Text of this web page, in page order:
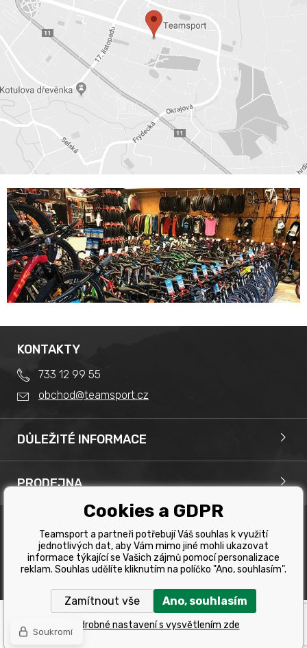
DŮLEŽITÉ INFORMACE
Tabulka velikostí kol
Tabulka velikosti bot
Tabulka velikostí oblečení
Kontakt
Ochrana osobních údajů
Návod a manuál na elektrokola
PRODEJNA
Dlouhá 1228/44C
Havířov
KONTAKTY
733 12 99 55
obchod@teamsport.cz
Copyright © 2019 Team Sport Havířov. Všechna pravá
vyhrazena.
Cookies a GDPR
Teamsport a partneři potřebují Váš souhlas k využití
jednotlivých dat, aby Vám mimo jiné mohli ukazovat
informace týkající se Vašich zájmů pomocí personalizace
reklam. Souhlas udělíte kliknutím na políčko "Ano, souhlasím".
Zamítnout vše Ano, souhlasím
Podrobné nastavení s vysvětlením zde
Soukromí